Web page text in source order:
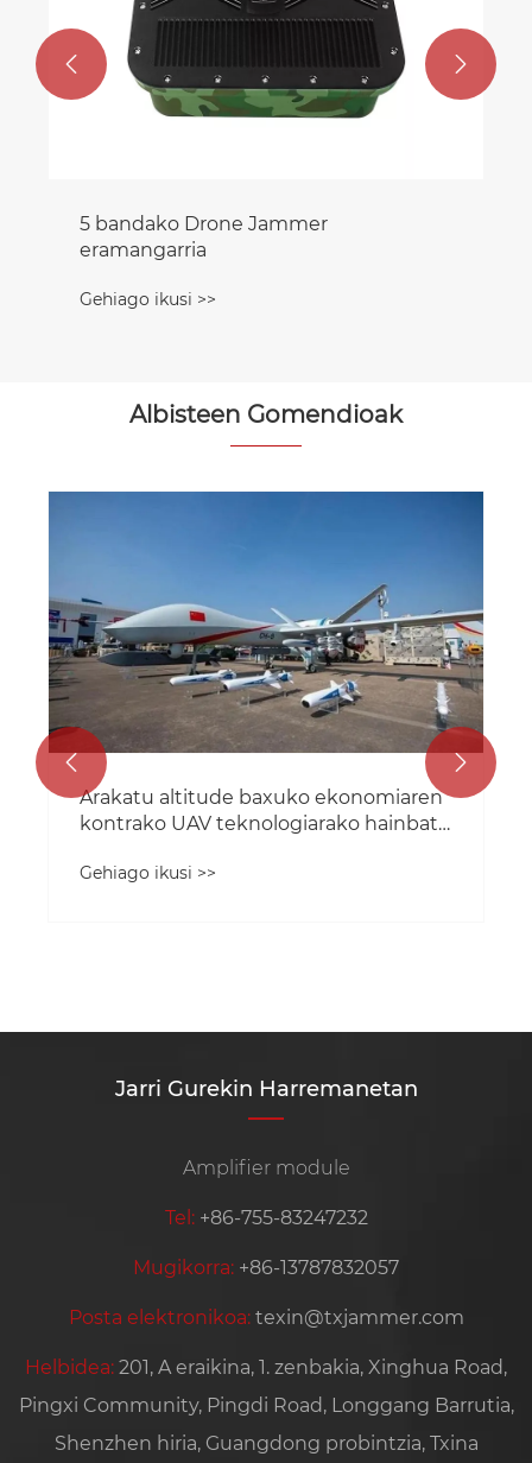
5 bandako Drone Jammer
eramangarria
Gehiago ikusi >>
 
Albisteen Gomendioak
Arakatu altitude baxuko ekonomiaren
kontrako UAV teknologiarako hainbat
Gehiago ikusi >>
 
Jarri Gurekin Harremanetan
Amplifier module
Tel: +86-755-83247232
Mugikorra: +86-13787832057
Posta elektronikoa: texin@txjammer.com
Helbidea: 201, A eraikina, 1. zenbakia, Xinghua Road,
Pingxi Community, Pingdi Road, Longgang Barrutia,
Shenzhen hiria, Guangdong probintzia, Txina